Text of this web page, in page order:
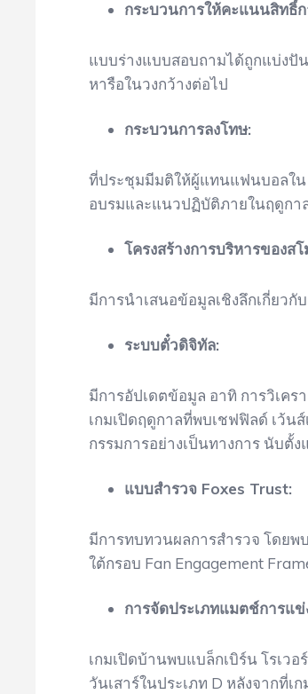
กระบวนการให้คะแนนสิทธิ์ก
แบบร่างแบบสอบถามได้ถูกแบ่งปั
หารือในวงกว้างต่อไป
กระบวนการลงโทษ:
ที่ประชุมมีมติให้ผู้แทนแฟนบอลใ
อบรมและแนวปฏิบัติภายในฤดูกา
โครงสร้างการบริหารของสโ
มีการนำเสนอข้อมูลเชิงลึกเกี่ยว
ระบบตั๋วดิจิทัล:
มีการอัปเดตข้อมูล อาทิ การวิเค
เกมเปิดฤดูกาลที่พบเชฟฟิลด์ เว้น
กรรมการอย่างเป็นทางการ นับตั้
แบบสำรวจ Foxes Trust:
มีการทบทวนผลการสำรวจ โดยพ
ใต้กรอบ Fan Engagement
การจัดประเภทแมตช์การแ
เกมเปิดบ้านพบแบล็กเบิร์น โรเว
วันเสาร์ในประเภท D หลังจากที่